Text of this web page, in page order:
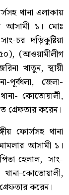
থানা এলাকায়
আসামী ১। মোঃ
চর দড়িকুষ্টিয়া
(আওয়ামীলীগ
খাতুন, স্থায়ী
পূর্বধলা, জেলা-
কোতোয়ালী,
গ্রেফতার করেন।
ফোর্সসহ থানা
আসামী ১।
হেলাল, সাং-
থানা-কোতোয়ালী,
করেন।